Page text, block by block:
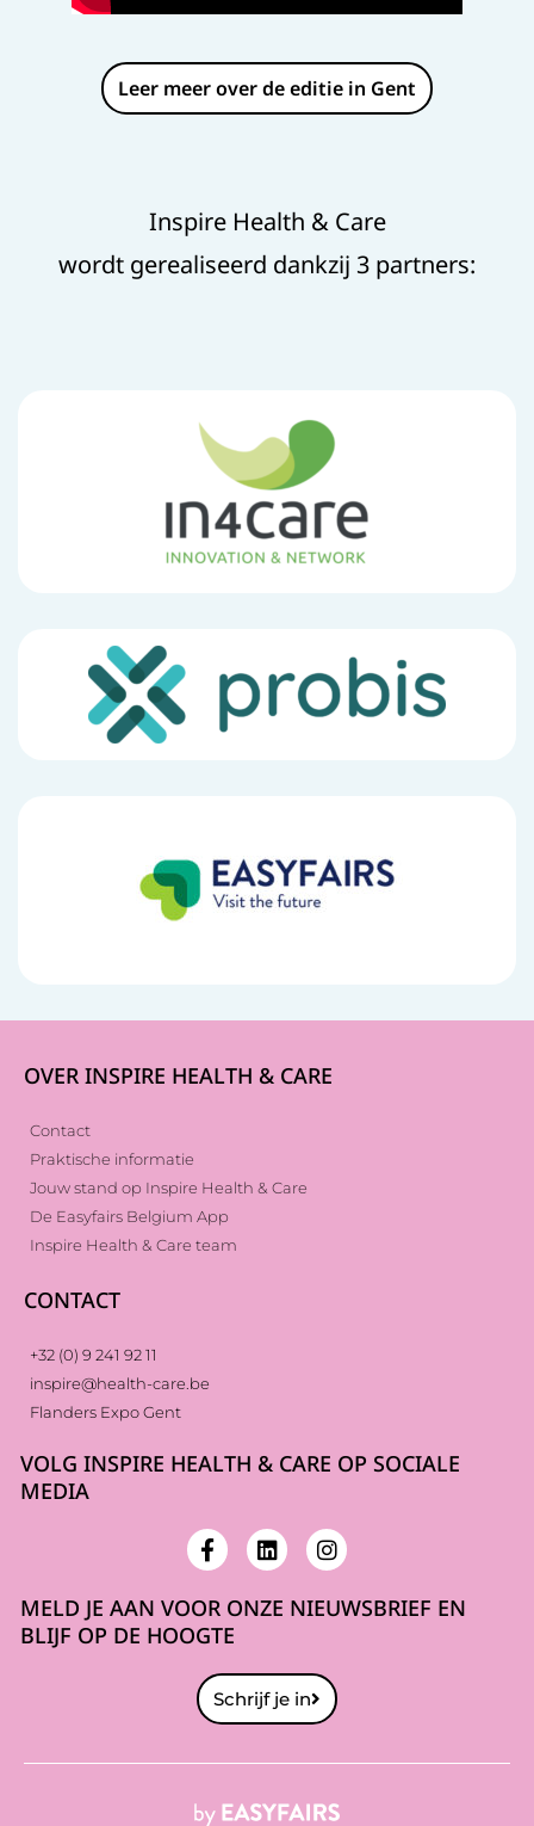
Leer meer over de editie in Gent
Inspire Health & Care
wordt gerealiseerd dankzij 3 partners:
OVER INSPIRE HEALTH & CARE
Contact
Praktische informatie
Jouw stand op Inspire Health & Care
De Easyfairs Belgium App
Inspire Health & Care team
CONTACT
+32 (0) 9 241 92 11
inspire@health-care.be
Flanders Expo Gent
VOLG INSPIRE HEALTH & CARE OP SOCIALE
MEDIA
MELD JE AAN VOOR ONZE NIEUWSBRIEF EN
BLIJF OP DE HOOGTE
Schrijf je in